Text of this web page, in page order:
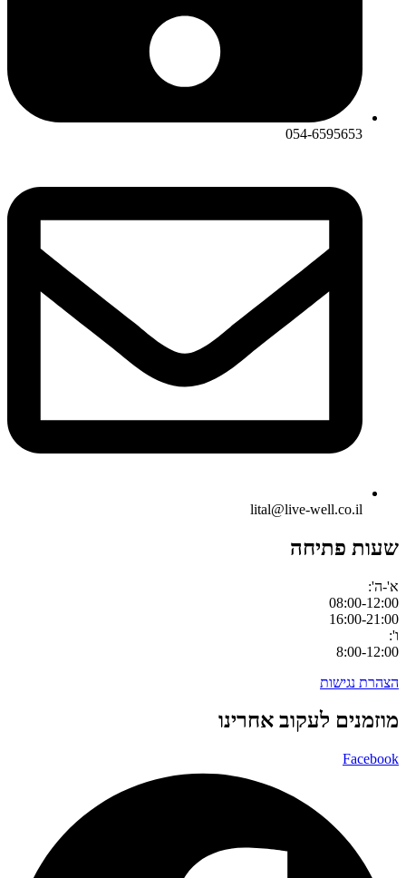
054-6595653
lital@live-well.co.il
שעות פתיחה
א'-ה':
08:00-12:00
16:00-21:00
ו':
8:00-12:00
הצהרת נגישות
מוזמנים לעקוב אחרינו
Facebook